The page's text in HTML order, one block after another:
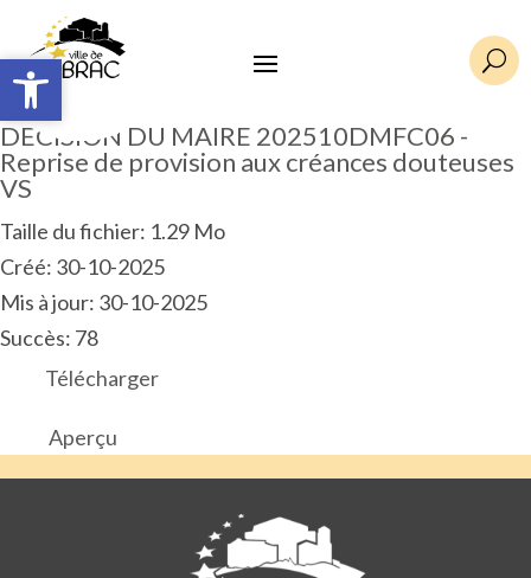
Ouvrir la barre d’outils U
DECISION DU MAIRE 202510DMFC06 -
Reprise de provision aux créances douteuses
VS
Taille du fichier: 1.29 Mo
Créé: 30-10-2025
Mis à jour: 30-10-2025
Succès: 78
Télécharger
Aperçu
Ouvrir la barre d’outils